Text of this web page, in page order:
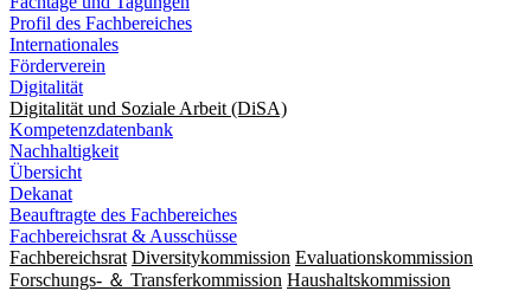
Profil des Fachbereiches
Internationales
Förderverein
Digitalität
Digitalität und Soziale Arbeit (DiSA)
Kompetenzdatenbank
Nachhaltigkeit
Übersicht
Dekanat
Beauftragte des Fachbereiches
Fachbereichsrat & Ausschüsse
Fachbereichsrat Diversitykommission Evaluationskommission
Forschungs- ＆ Transferkommission Haushaltskommission